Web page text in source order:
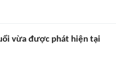
vừa được phát hiện tại